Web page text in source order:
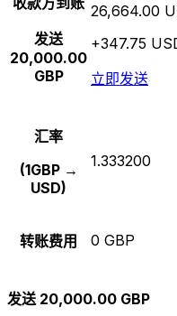
发送
20,000.00
GBP
26,664.00
+347.75
立即发送
汇率
(1GBP →
USD)
1.333200
转账费用 0 GBP
发送 20,000.00 GBP